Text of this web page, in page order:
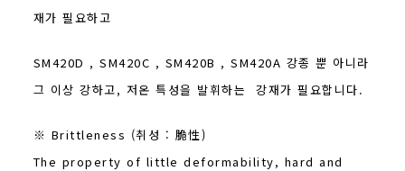
재가 필요하고
SM420D , SM420C , SM420B , SM420A 강종 뿐 아니라
그 이상 강하고, 저온 특성을 발휘하는 강재가 필요합니다.
※ Brittleness (취성 : 脆性)
The property of little deformability, hard and